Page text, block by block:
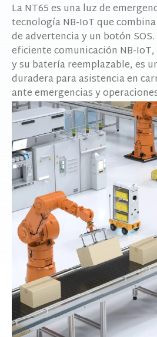
La NT65 es una luz de
tecnología NB-IoT que combina
de advertencia y un botón SOS.
eficiente comunicación NB-
y su batería reemplazable, es
duradera para asistencia en
ante emergencias y